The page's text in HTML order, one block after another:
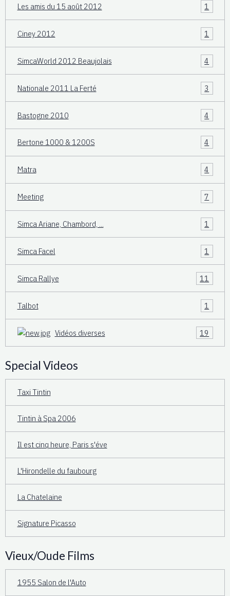
Les amis du 15 août 2012 1
Ciney 2012 1
SimcaWorld 2012 Beaujolais 4
Nationale 2011 La Ferté 3
Bastogne 2010 4
Bertone 1000 & 1200S 4
Matra 4
Meeting 7
Simca Ariane, Chambord, ... 1
Simca Facel 1
Simca Rallye 11
Talbot 1
Vidéos diverses 19
Special Videos
Taxi Tintin
Tintin à Spa 2006
Il est cinq heure, Paris s'éve
L'Hirondelle du faubourg
La Chatelaine
Signature Picasso
Vieux/Oude Films
1955 Salon de l'Auto